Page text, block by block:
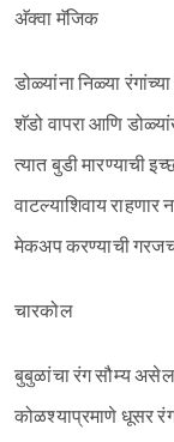
अ‍ॅक्वा मॅजिक
डोळ्यांना निळ्या
शॅडो वापरा आणि
त्यात बुडी मारण्याची
वाटल्याशिवाय
मेकअप करण्याची गरजच
चारकोल
बुबुळांचा रंग सौम्य
कोळश्याप्रमाणे धूसर